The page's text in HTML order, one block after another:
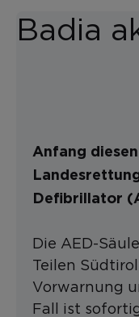
Badia
Anfang
Defibrillator
Die AED-
Teilen
Vorwarnung
Fall ist